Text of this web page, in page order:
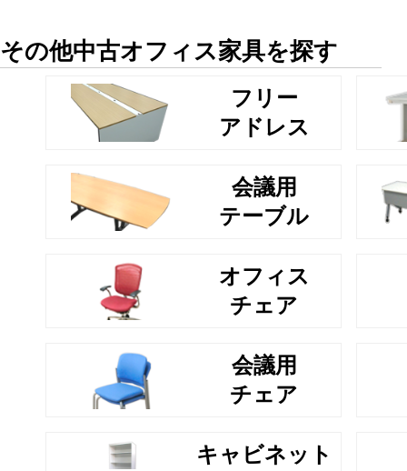
その他中古オフィス家具を探す
フリー
アドレス
会議用
テーブル
オフィス
チェア
会議用
チェア
キャビネット